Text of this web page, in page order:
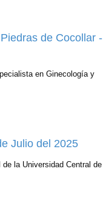
de Cocollar -
en Ginecología y
Julio del 2025
la Universidad Central de